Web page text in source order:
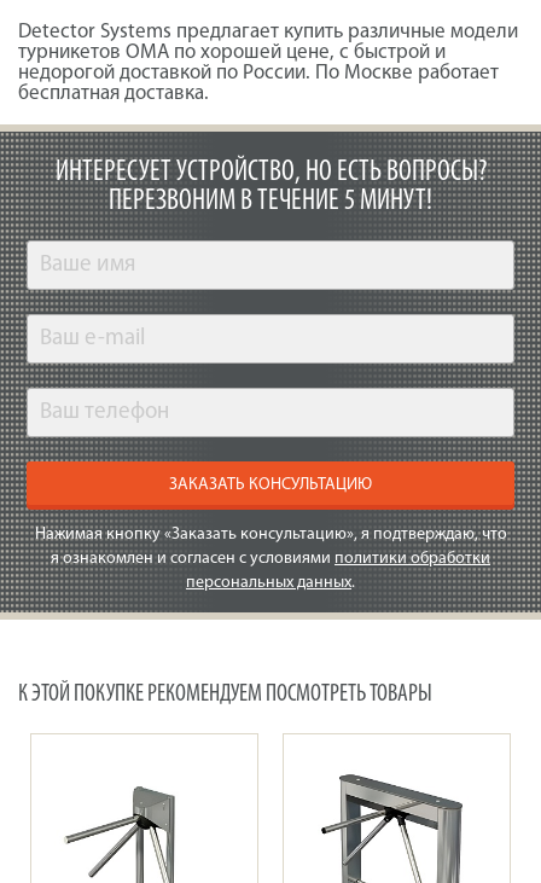
Detector Systems предлагает купить различные модели
турникетов ОМА по хорошей цене, с быстрой и
недорогой доставкой по России. По Москве работает
бесплатная доставка.
ИНТЕРЕСУЕТ УСТРОЙСТВО, НО ЕСТЬ ВОПРОСЫ?
ПЕРЕЗВОНИМ В ТЕЧЕНИЕ 5 МИНУТ!
ЗАКАЗАТЬ КОНСУЛЬТАЦИЮ
Нажимая кнопку «Заказать консультацию», я подтверждаю, что
я ознакомлен и согласен с условиями политики обработки
персональных данных.
К ЭТОЙ ПОКУПКЕ РЕКОМЕНДУЕМ ПОСМОТРЕТЬ ТОВАРЫ